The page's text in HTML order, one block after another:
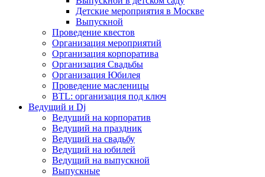
Детские мероприятия в Москве
Выпускной
Проведение квестов
Организация мероприятий
Организация корпоратива
Организация Свадьбы
Организация Юбилея
Проведение масленицы
BTL: организация под ключ
Ведущий и Dj
Ведущий на корпоратив
Ведущий на праздник
Ведущий на свадьбу
Ведущий на юбилей
Ведущий на выпускной
Выпускные